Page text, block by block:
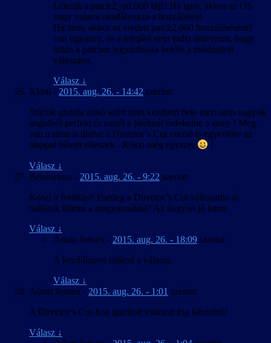
Létezik a patch2_ori.000 fájl? Ha igen, akkor az OS
vagy valami akadályozza a hozzáférést.
Ha nem, akkor az eredeti patch2.000 hozzáférésénél
van ugyanez, és a telepítő nem tudta átnevezni, hogy
aztán a patcher legyárthassa belőle a módosított
változatot.
Válasz ↓
Xkoti - 2015. aug. 26. - 14:42 szerint:
Srácok gratula annó azért nem kezdtem bele mert nem vagyok
angolból perfekt és ennél a játéknál érdekelne a story ! Meg
van a sima is illetve a Director’s Cut verzió is egyenlőre az
alappal bőven elleszek . Köszi még egyszer
!
Válasz ↓
Bencuriusz - 2015. aug. 26. - 9:22 szerint:
Köszi a fordítást! Esetleg a Director’s Cut változatba át
tudjátok ültetni a magyarosítást? Az nagyon jó lenne
Válasz ↓
Adam Jensen - 2015. aug. 26. - 18:09 szerint:
A kezdőlapon találod a választ.
Válasz ↓
Adam Jensen - 2015. aug. 26. - 1:01 szerint:
A Director’s Cut-hoz igazított változat fog készülni?
Válasz ↓